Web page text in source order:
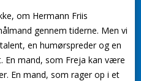
om Hermann Friis
gennem tiderne. Men vi
en humørspreder og en
En mand, som Freja kan være
En mand, som rager op i et